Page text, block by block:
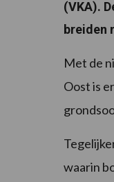
(VKA).
breiden
Met de
Oost is
waarin